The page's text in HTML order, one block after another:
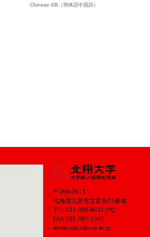
Chinese GB（簡体語中国語）
〒069-8511
北海道江別市文京台23番地
TEL 011-386-8011 (代)
FAX 011-387-1542
www.hokusho-u.ac.jp